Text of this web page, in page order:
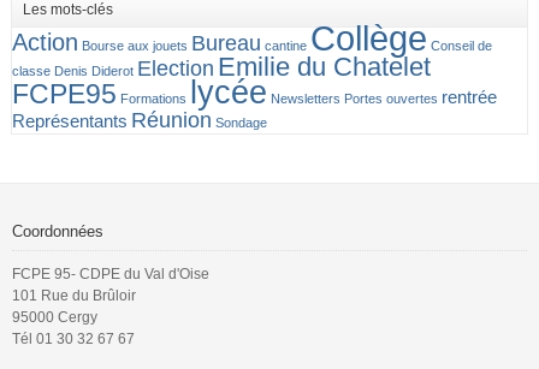
Les mots-clés
Action Bourse aux jouets Bureau cantine Collège Conseil de
classe Denis Diderot Election Emilie du Chatelet
FCPE95 Formations lycée Newsletters Portes ouvertes rentrée
Représentants Réunion Sondage
Coordonnées
FCPE 95- CDPE du Val d'Oise
101 Rue du Brûloir
95000 Cergy
Tél 01 30 32 67 67